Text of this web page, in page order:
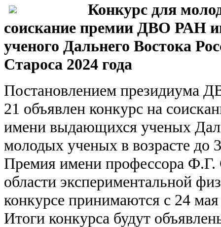
Конкурс для
соискание премии ДВО РАН
ученого Дальнего Востока
Староса 2024 года
Постановлением президиума
21 объявлен конкурс на
имени выдающихся ученых
молодых ученых в возрасте до
Премия имени профессора Ф.Г.
области экспериментальной
конкурсе принимаются с 24
Итоги конкурса будут